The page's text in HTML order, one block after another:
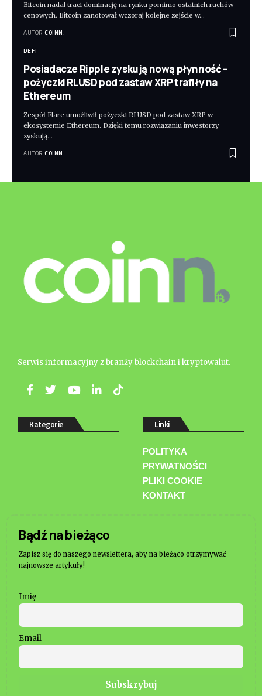
Bitcoin nadal traci dominację na rynku pomimo ostatnich ruchów
cenowych. Bitcoin zanotował wczoraj kolejne zejście w…
AUTOR COINN.
DEFI
Posiadacze Ripple zyskują nową płynność –
pożyczki RLUSD pod zastaw XRP trafiły na
Ethereum
Zespół Flare umożliwił pożyczki RLUSD pod zastaw XRP w
ekosystemie Ethereum. Dzięki temu rozwiązaniu inwestorzy
zyskują…
AUTOR COINN.
Serwis informacyjny z branży blockchain i kryptowalut.
Kategorie Linki
POLITYKA
PRYWATNOŚCI
PLIKI COOKIE
KONTAKT
Bądź na bieżąco
Zapisz się do naszego newslettera, aby na bieżąco otrzymywać
najnowsze artykuły!
Imię
Email